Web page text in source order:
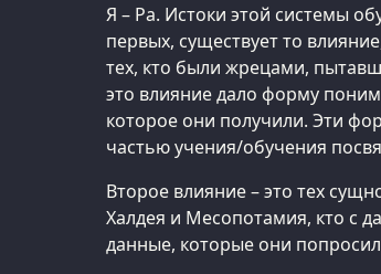
Я – Ра. Истоки этой системы
первых, существует то
тех, кто были жрецами,
это влияние дало форму
которое они получили. Эти
частью учения/обучения
Второе влияние – это тех
Халдея и Месопотамия, кто с
данные, которые они